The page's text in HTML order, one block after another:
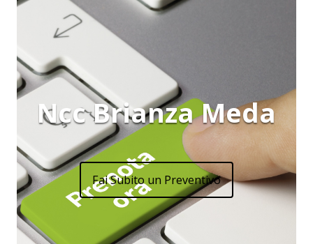
Ncc Brianza Meda
Fai Subito un Preventivo